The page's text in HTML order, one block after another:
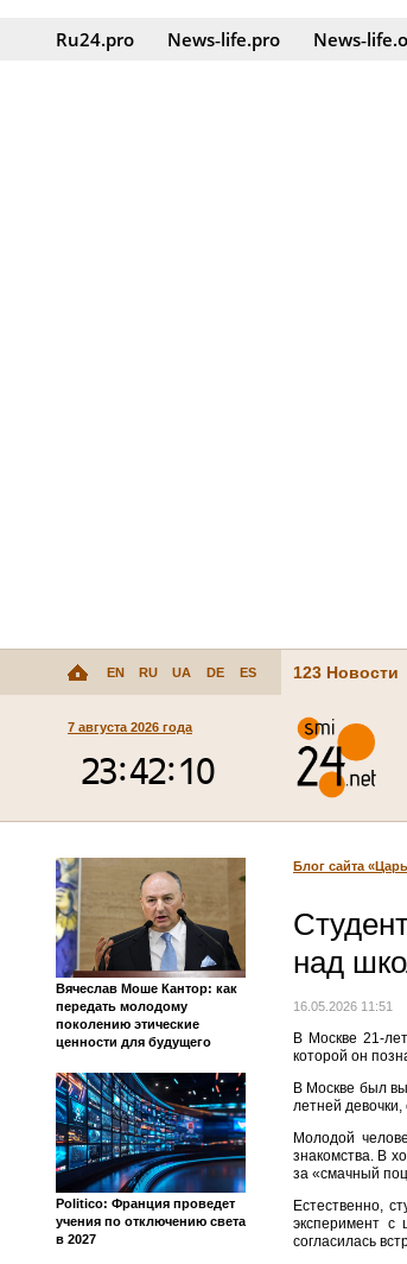
Ru24.pro News‑life.pro
EN RU UA DE ES 123 Новости
7 августа 2026 года
Вячеслав Моше Кантор: как
передать молодому
поколению этические
ценности для будущего
Politico: Франция проведет
учения по отключению света
в 2027
Блог сайта
над
16.05.2026 11:51
В Москве 21-
которой он
В Москве был
летней
Молодой
знакомства. В
за «смачный
Естественно,
эксперимент с
согласилась